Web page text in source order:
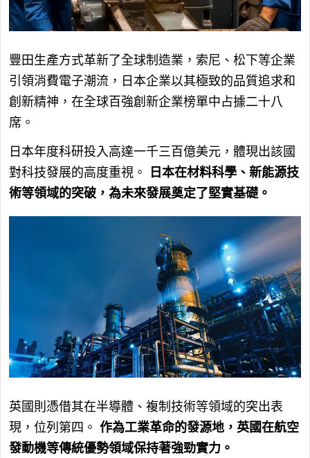
豐田生產方式革新了全球制造業，索尼、松下等企業
引領消費電子潮流，日本企業以其極致的品質追求和
創新精神，在全球百強創新企業榜單中占據二十八
席。
日本年度科研投入高達一千三百億美元，體現出該國
對科技發展的高度重視。
日本在材料科學、新能源技
術等領域的突破，為未來發展奠定了堅實基礎。
英國則憑借其在半導體、複制技術等領域的突出表
現，位列第四。 作為工業革命的發源地，英國在航空
發動機等傳統優勢領域保持著強勁實力。